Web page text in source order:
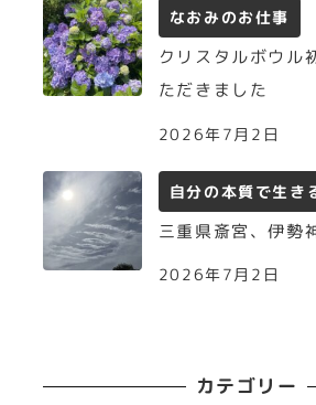
なおみのお仕事
クリスタルボウル
ただきました
2026年7月2日
自分の本質で生き
三重県斎宮、伊勢
2026年7月2日
カテゴリー